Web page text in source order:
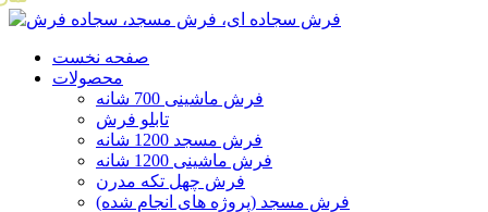
صفحه نخست
محصولات
فرش ماشینی 700 شانه
تابلو فرش
فرش مسجد 1200 شانه
فرش ماشینی 1200 شانه
فرش چهل تکه مدرن
فرش مسجد (پروژه های انجام شده)